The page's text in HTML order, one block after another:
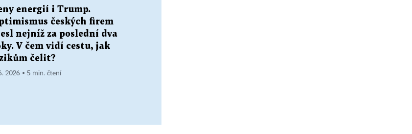
energií i Trump.
českých firem
nejníž za poslední dva
V čem vidí cestu, jak
čelit?
2026 ▪ 5 min. čtení